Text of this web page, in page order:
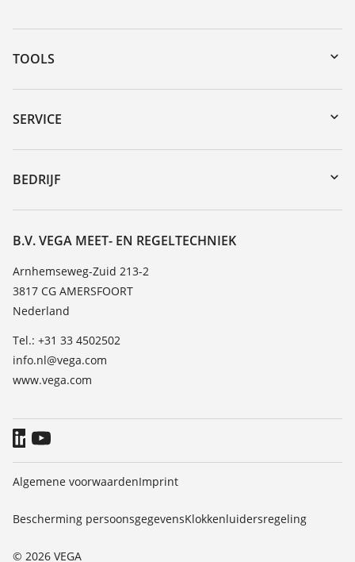
TOOLS
myVEGA
Downloads
DTM Collection/PACTware
SERVICE
Reparatieformulier instrument
Seminars
TeamViewer
BEDRIJF
Vacature
Over VEGA
Contact
Nieuws
Persberichten
Blog
B.V. VEGA MEET- EN REGELTECHNIEK
Arnhemseweg-Zuid 213-2
3817 CG AMERSFOORT
Nederland
Tel.: +31 33 4502502
info.nl@vega.com
www.vega.com
© 2026 VEGA
Algemene voorwaardenImprint
Bescherming persoonsgegevensKlokkenluidersregeling